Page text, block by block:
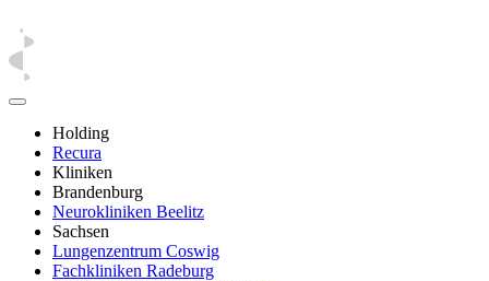
Holding
Recura
Kliniken
Brandenburg
Neurokliniken Beelitz
Sachsen
Lungenzentrum Coswig
Fachkliniken Radeburg